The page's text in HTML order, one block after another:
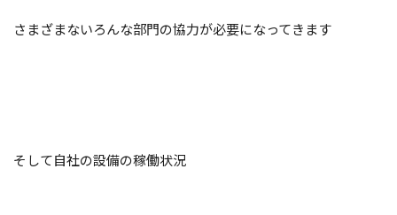
さまざまないろんな部門の協力が必要になってきます
そして自社の設備の稼働状況